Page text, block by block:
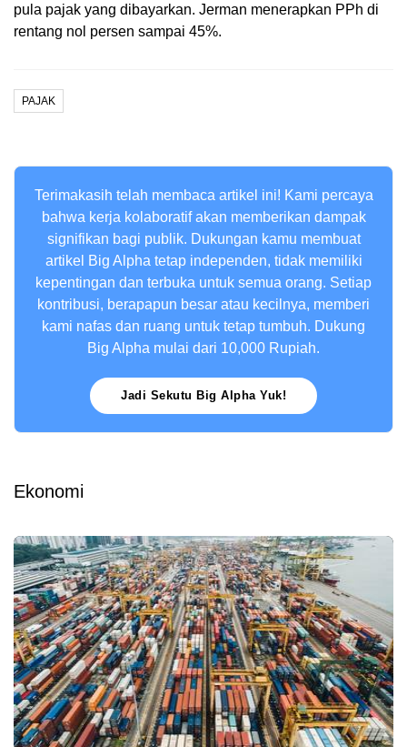
pula pajak yang dibayarkan. Jerman menerapkan PPh di
rentang nol persen sampai 45%.
PAJAK
Terimakasih telah membaca artikel ini! Kami percaya
bahwa kerja kolaboratif akan memberikan dampak
signifikan bagi publik. Dukungan kamu membuat
artikel Big Alpha tetap independen, tidak memiliki
kepentingan dan terbuka untuk semua orang. Setiap
kontribusi, berapapun besar atau kecilnya, memberi
kami nafas dan ruang untuk tetap tumbuh. Dukung
Big Alpha mulai dari 10,000 Rupiah.
Jadi Sekutu Big Alpha Yuk!
Ekonomi